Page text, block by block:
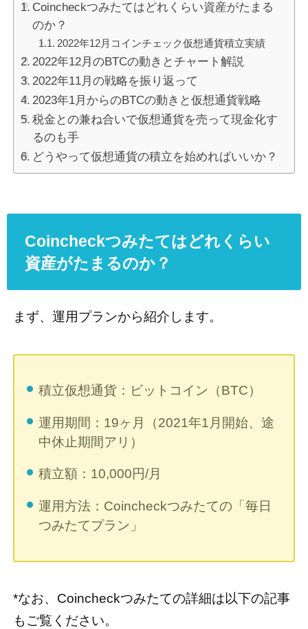
Coincheckつみたてはどれくらい資産がたまる
のか？
2022年12月コインチェック仮想通貨積立実績
2022年12月のBTCの動きとチャート解説
2022年11月の戦略を振り返って
2023年1月からのBTCの動きと仮想通貨戦略
税金との兼ね合いで仮想通貨を売って現金化す
るのも手
どうやって仮想通貨の積立を始めればいいか？
Coincheckつみたてはどれくらい
資産がたまるのか？
まず、運用プランから紹介します。
積立仮想通貨：ビットコイン（BTC）
運用期間：19ヶ月（2021年1月開始、途
中休止期間アリ）
積立額：10,000円/月
運用方法：Coincheckつみたての「毎日
つみたてプラン」
*なお、Coincheckつみたての詳細は以下の記事
もご覧ください。